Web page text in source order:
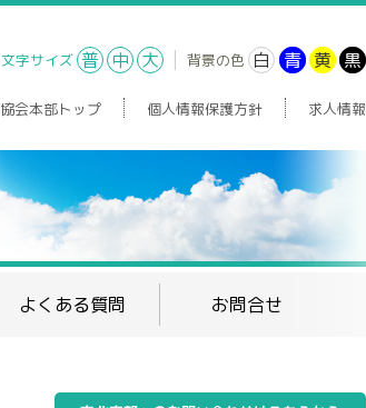
文字サイズ 普 中 大 背景の色 白 青 黄 黒
協会本部トップ 個人情報保護方針 求人情報
よくある質問 お問合せ